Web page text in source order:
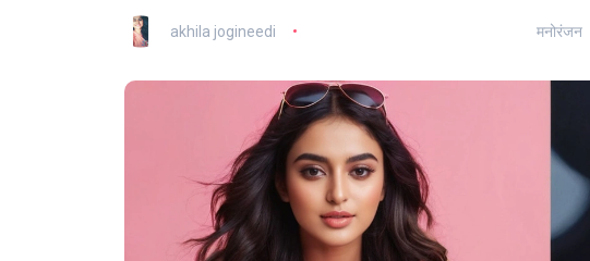
akhila jogineedi मनोरंजन